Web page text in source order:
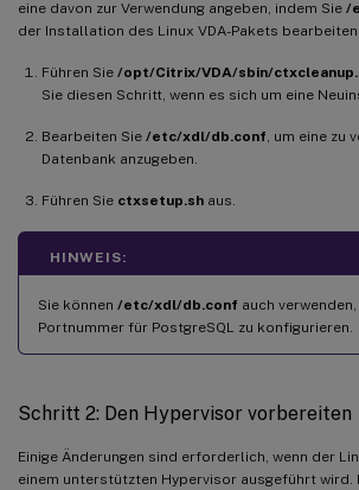
eine davon zur Verwendung angeben, indem Sie /
der Installation des Linux VDA-Pakets bearbeiten.
Führen Sie /opt/Citrix/VDA/sbin/
Sie diesen Schritt, wenn es sich um eine
Bearbeiten Sie /etc/xdl/db.conf , um eine zu
Datenbank anzugeben.
Führen Sie ctxsetup.sh aus.
HINWEIS:
Sie können /etc/xdl/db.conf auch
Portnummer für PostgreSQL zu konfigurieren.
Schritt 2: Den Hypervisor vorbereiten
Einige Änderungen sind erforderlich, wenn der
einem unterstützten Hypervisor ausgeführt wird.